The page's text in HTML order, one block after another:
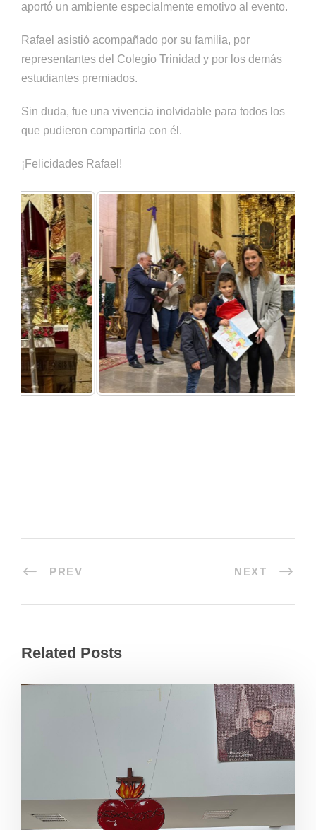
aportó un ambiente especialmente emotivo al evento.
Rafael asistió acompañado por su familia, por
representantes del Colegio Trinidad y por los demás
estudiantes premiados.
Sin duda, fue una vivencia inolvidable para todos los
que pudieron compartirla con él.
¡Felicidades Rafael!
PREV NEXT
Related Posts